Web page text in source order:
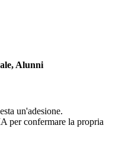
Alunni
un'adesione.
per confermare la propria